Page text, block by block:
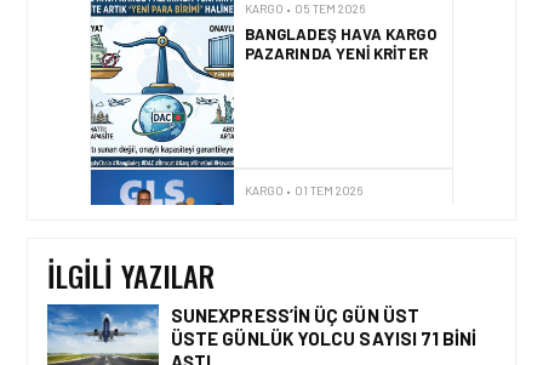
GLS, STRATEJIK
ORTAKLIK ILE TÜRKIYE
KARGO PAZARINA GIRIŞ
İLGILI YAZILAR
SUNEXPRESS’IN ÜÇ GÜN ÜST
ÜSTE GÜNLÜK YOLCU SAYISI 71 BINI